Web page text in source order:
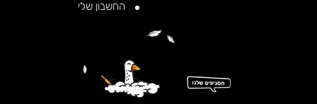
החשבון שלי